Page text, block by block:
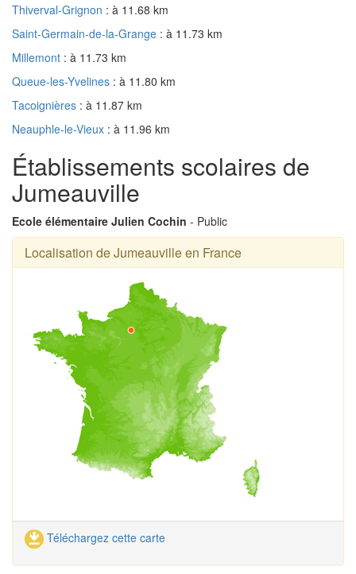
Thiverval-Grignon : à 11.68 km
Saint-Germain-de-la-Grange : à 11.73 km
Millemont : à 11.73 km
Queue-les-Yvelines : à 11.80 km
Tacoignières : à 11.87 km
Neauphle-le-Vieux : à 11.96 km
Établissements scolaires de
Jumeauville
Ecole élémentaire Julien Cochin - Public
Localisation de Jumeauville en France
Téléchargez cette carte